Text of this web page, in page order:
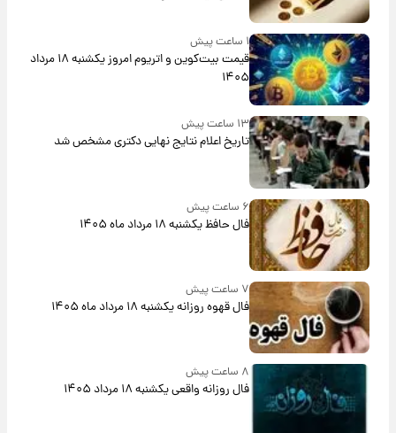
۱ ساعت پیش
قیمت بیت‌کوین و اتریوم امروز یکشنبه ۱۸ مرداد
۱۴۰۵
۱۳ ساعت پیش
تاریخ اعلام نتایج نهایی دکتری مشخص شد
۶ ساعت پیش
فال حافظ یکشنبه ۱۸ مرداد ماه ۱۴۰۵
۷ ساعت پیش
فال قهوه روزانه یکشنبه ۱۸ مرداد ماه ۱۴۰۵
۸ ساعت پیش
فال روزانه واقعی یکشنبه ۱۸ مرداد ۱۴۰۵